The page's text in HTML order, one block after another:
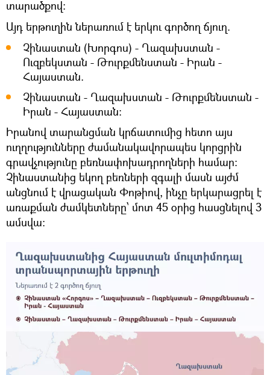
տարածքով։
Այդ երթուղին ներառում է երկու գործող ճյուղ.
Չինաստան (Խորգոս) - Ղազախստան -
Ուզբեկստան - Թուրքմենստան - Իրան -
Հայաստան.
Չինաստան - Ղազախստան - Թուրքմենստան -
Իրան - Հայաստան:
Իրանով տարանցման կրճատումից հետո այս
ուղղությունները ժամանակավորապես կորցրին
գրավչությունը բեռնափոխադրողների համար։
Չինաստանից եկող բեռների զգալի մասն այժմ
անցնում է վրացական Փոթիով, ինչը երկարացրել է
առաքման ժամկետները՝ մոտ 45 օրից հասցնելով 3
ամսվա։